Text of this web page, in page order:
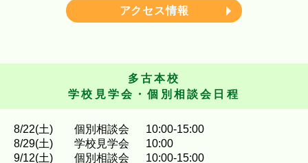
アクセス情報
多古本校
学校見学会・個別相談会日程
8/22(土) 個別相談会
10:00-15:00
8/29(土) 学校見学会
10:00
9/12(土) 個別相談会
10:00-15:00